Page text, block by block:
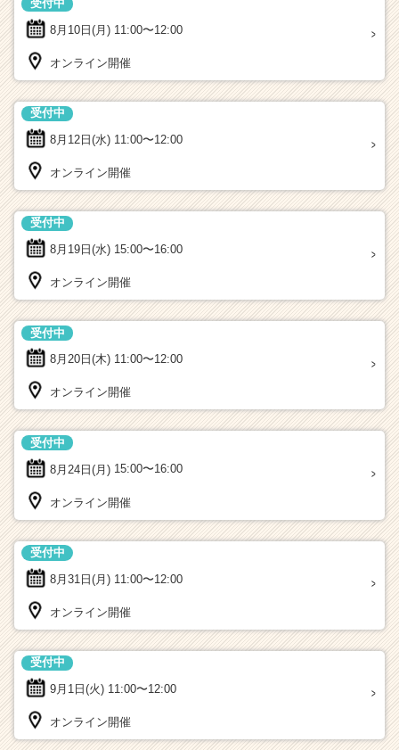
8月10日(月) 11:00〜12:00
受付中
オンライン開催
8月12日(水) 11:00〜12:00
受付中
オンライン開催
8月19日(水) 15:00〜16:00
受付中
オンライン開催
8月20日(木) 11:00〜12:00
受付中
オンライン開催
8月24日(月) 15:00〜16:00
受付中
オンライン開催
8月31日(月) 11:00〜12:00
受付中
オンライン開催
9月1日(火) 11:00〜12:00
受付中
オンライン開催